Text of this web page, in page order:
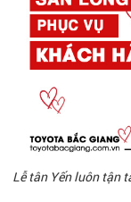
Lễ tân Yến luôn tận